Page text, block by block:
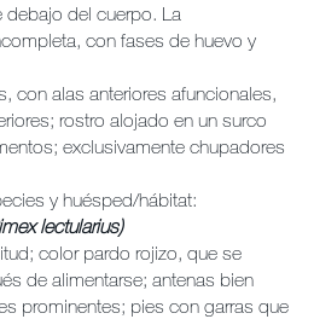
debajo del cuerpo. La
con fases de huevo y
con alas anteriores afuncionales,
rostro alojado en un surco
exclusivamente chupadores
y huésped/hábitat:
lectularius)
color pardo rojizo, que se
de alimentarse; antenas bien
prominentes; pies con garras que